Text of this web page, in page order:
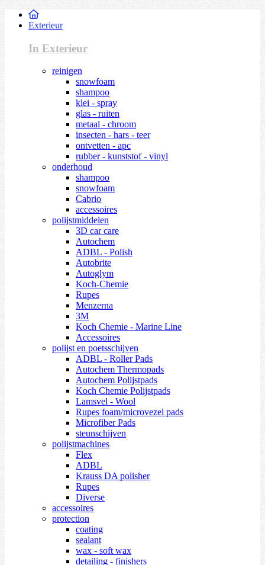
Exterieur
In Exterieur
reinigen
snowfoam
shampoo
klei - spray
glas - ruiten
metaal - chroom
insecten - hars - teer
ontvetten - apc
rubber - kunststof - vinyl
onderhoud
shampoo
snowfoam
Cabrio
accessoires
polijstmiddelen
3D car care
Autochem
ADBL - Polish
Autobrite
Autoglym
Koch-Chemie
Rupes
Menzerna
3M
Koch Chemie - Marine Line
Accessoires
polijst en poetsschijven
ADBL - Roller Pads
Autochem Thermopads
Autochem Polijstpads
Koch Chemie Polijstpads
Lamsvel - Wool
Rupes foam/microvezel pads
Microfiber Pads
steunschijven
polijstmachines
Flex
ADBL
Krauss DA polisher
Rupes
Diverse
accessoires
protection
coating
sealant
wax - soft wax
detailing - finishers